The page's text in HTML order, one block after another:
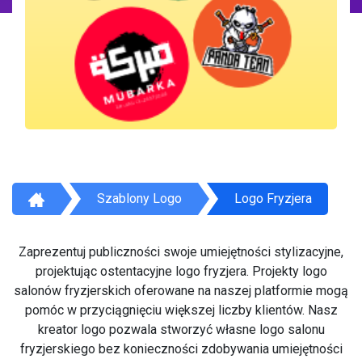
Szablony Logo Logo Fryzjera
Zaprezentuj publiczności swoje umiejętności stylizacyjne,
projektując ostentacyjne logo fryzjera. Projekty logo
salonów fryzjerskich oferowane na naszej platformie mogą
pomóc w przyciągnięciu większej liczby klientów. Nasz
kreator logo pozwala stworzyć własne logo salonu
fryzjerskiego bez konieczności zdobywania umiejętności